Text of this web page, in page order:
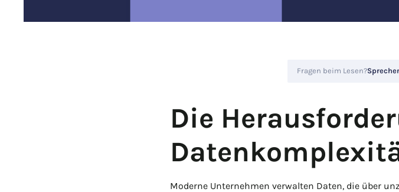
Fragen beim Lesen?
Die
Moderne Unternehmen verwalten Daten, die über